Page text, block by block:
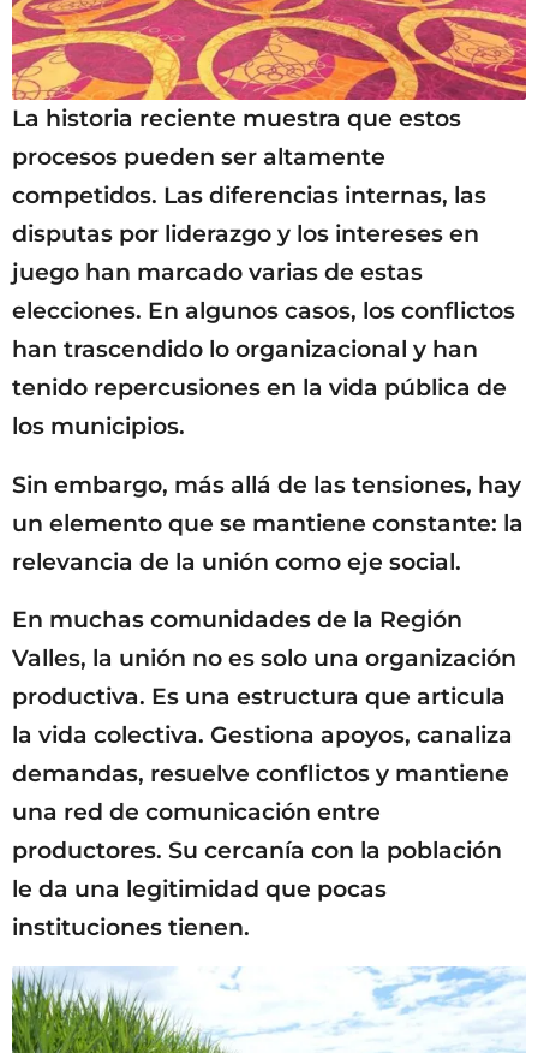
La historia reciente muestra que estos
procesos pueden ser altamente
competidos. Las diferencias internas, las
disputas por liderazgo y los intereses en
juego han marcado varias de estas
elecciones. En algunos casos, los conflictos
han trascendido lo organizacional y han
tenido repercusiones en la vida pública de
los municipios.
Sin embargo, más allá de las tensiones, hay
un elemento que se mantiene constante: la
relevancia de la unión como eje social.
En muchas comunidades de la Región
Valles, la unión no es solo una organización
productiva. Es una estructura que articula
la vida colectiva. Gestiona apoyos, canaliza
demandas, resuelve conflictos y mantiene
una red de comunicación entre
productores. Su cercanía con la población
le da una legitimidad que pocas
instituciones tienen.